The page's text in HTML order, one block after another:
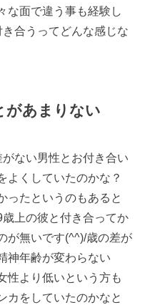
な面で違う事も経験し
合うってどんな感じな
があまりない
ない男性とお付き合い
よくしていたのかな？
ったというのもあると
上の彼と付き合ってか
が無いです(^^)/歳の差が
神年齢が変わらない
性より低いという方も
カをしていたのかなと